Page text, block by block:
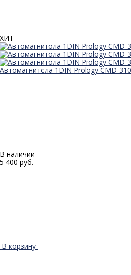
ХИТ
Автомагнитола 1DIN Prology CMD-310
В наличии
5 400 руб.
В корзину